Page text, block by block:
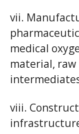
vii.
medical
material,
viii.